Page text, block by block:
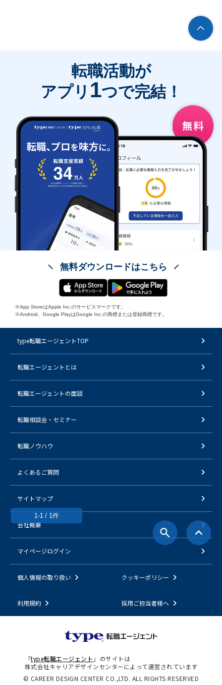
1-1 / 1件
転職活動が
アプリ 1つで完結！
無料ダウンロードはこちら
※App StoreはApple Inc.のサービスマークです。
※Android、Google PlayはGoogle Inc.の商標または登録商標です。
type転職エージェントTOP
転職エージェントとは
転職エージェントの面談
転職相談会・セミナー
転職ノウハウ
よくあるご質問
サイトマップ
会社概要
マイページログイン
個人情報の取り扱い クッキーポリシー
利用規約 採用ご担当者様へ
「type転職エージェント 」のサイトは
株式会社キャリアデザインセンターによって運営されています
© CAREER DESIGN CENTER CO.,LTD. ALL RIGHTS RESERVED